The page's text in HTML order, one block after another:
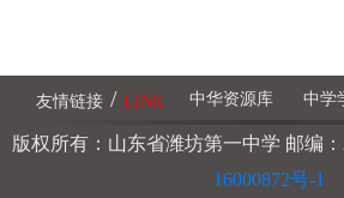
友情链接 / LINK 中华资源库 中学
版权所有：山东省潍坊第一中学 邮编：
16000872号-1